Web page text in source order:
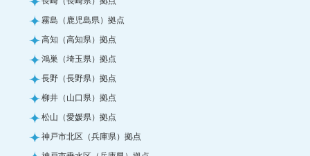
霧島（鹿児島県）拠点
高知（高知県）拠点
鴻巣（埼玉県）拠点
長野（長野県）拠点
柳井（山口県）拠点
松山（愛媛県）拠点
神戸市北区（兵庫県）拠点